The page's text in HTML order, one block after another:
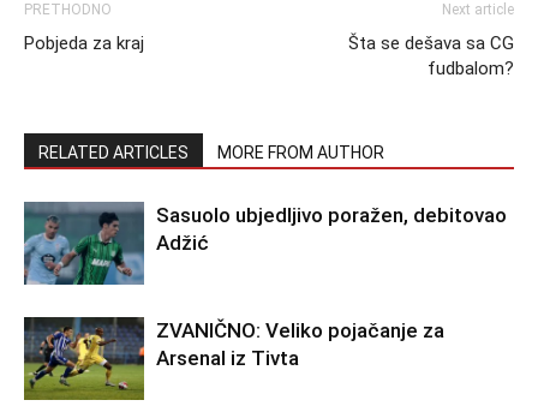
PRETHODNO
Pobjeda za kraj
Next article
Šta se dešava sa CG
fudbalom?
RELATED ARTICLES MORE FROM AUTHOR
Sasuolo ubjedljivo poražen, debitovao
Adžić
ZVANIČNO: Veliko pojačanje za
Arsenal iz Tivta